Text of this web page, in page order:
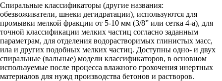
Спиральные классификаторы (другие названия:
обезвоживатели, шнеки дегидратации), используются для
промывки мелкой фракции от 5-10 мм (3/8” или сетка 4-а), для
точной классификации мелких частиц согласно заданным
параметрам, для отделения водорастворимых глинистых масс,
ила и других подобных мелких частиц. Доступны одно- и двух
спиральные (вальные) модели классификаторов, в основном
используемые после процесса влажного грохочения инертных
материалов для нужд производства бетонов и растворов.